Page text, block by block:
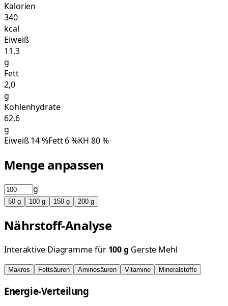
Kalorien
340
kcal
Eiweiß
11,3
g
Fett
2,0
g
Kohlenhydrate
62,6
g
Eiweiß14%Fett6%KH 80%
Menge anpassen
g
50 g 100 g 150 g 200 g
Nährstoff-Analyse
Interaktive Diagramme für 100g Gerste Mehl
Makros Fettsäuren Aminosäuren Vitamine Mineralstoffe
Energie-Verteilung